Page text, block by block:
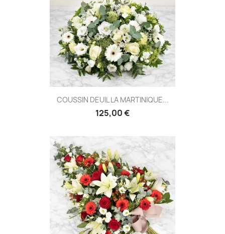
COUSSIN DEUIL LA MARTINIQUE...
125,00 €